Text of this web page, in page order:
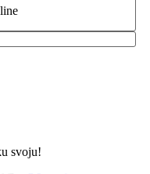
svoju!